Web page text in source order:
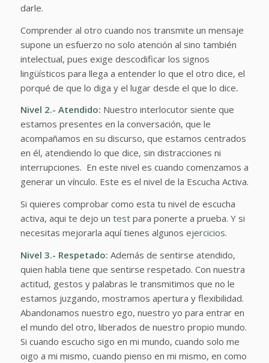
darle.
Comprender al otro cuando nos transmite un mensaje
supone un esfuerzo no solo atención al sino también
intelectual, pues exige descodificar los signos
lingüísticos para llega a entender lo que el otro dice, el
porqué de que lo diga y el lugar desde el que lo dice.
Nivel 2.- Atendido: Nuestro interlocutor siente que
estamos presentes en la conversación, que le
acompañamos en su discurso, que estamos centrados
en él, atendiendo lo que dice, sin distracciones ni
interrupciones. En este nivel es cuando comenzamos a
generar un vínculo. Este es el nivel de la Escucha Activa.
Si quieres comprobar como esta tu nivel de escucha
activa, aqui te dejo un testpara ponerte a prueba. Y si
necesitas mejorarla aquí tienes algunos ejercicios.
Nivel 3.- Respetado: Además de sentirse atendido,
quien habla tiene que sentirse respetado. Con nuestra
actitud, gestos y palabras le transmitimos que no le
estamos juzgando, mostramos apertura y flexibilidad.
Abandonamos nuestro ego, nuestro yo para entrar en
el mundo del otro, liberados de nuestro propio mundo.
Si cuando escucho sigo en mi mundo, cuando solo me
oigo a mi mismo, cuando pienso en mi mismo, en como